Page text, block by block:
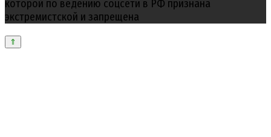
которой по ведению соцсети в РФ признана
экстремистской и запрещена